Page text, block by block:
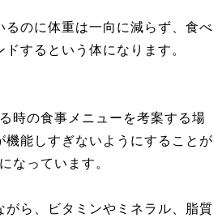
るのに体重は一向に減らず、食べ
するという体になります。
時の食事メニューを考案する場
機能しすぎないようにすることが
なっています。
がら、ビタミンやミネラル、脂質